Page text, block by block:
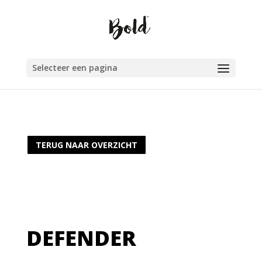
Selecteer een pagina
TERUG NAAR OVERZICHT
DEFENDER